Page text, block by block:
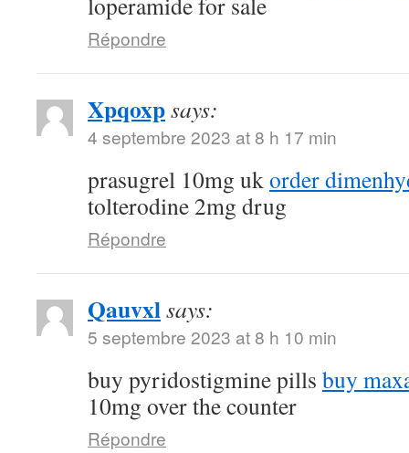
Répondre
Xpqoxpsays:
4 septembre 2023 at 8 h 17 min
prasugrel 10mg ukorder
tolterodine 2mg drug
Répondre
Qauvxlsays:
5 septembre 2023 at 8 h 10 min
buy pyridostigmine pills buy
10mg over the counter
Répondre